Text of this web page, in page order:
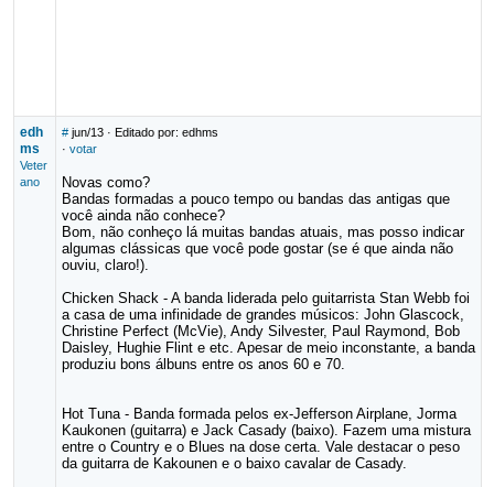
edh
ms
Veter
ano
# jun/13· Editado por: edhms
· votar
Novas como?
Bandas formadas a pouco tempo ou bandas das antigas que
você ainda não conhece?
Bom, não conheço lá muitas bandas atuais, mas posso indicar
algumas clássicas que você pode gostar (se é que ainda não
ouviu, claro!).
Chicken Shack - A banda liderada pelo guitarrista Stan Webb foi
a casa de uma infinidade de grandes músicos: John Glascock,
Christine Perfect (McVie), Andy Silvester, Paul Raymond, Bob
Daisley, Hughie Flint e etc. Apesar de meio inconstante, a banda
produziu bons álbuns entre os anos 60 e 70.
Hot Tuna - Banda formada pelos ex-Jefferson Airplane, Jorma
Kaukonen (guitarra) e Jack Casady (baixo). Fazem uma mistura
entre o Country e o Blues na dose certa. Vale destacar o peso
da guitarra de Kakounen e o baixo cavalar de Casady.